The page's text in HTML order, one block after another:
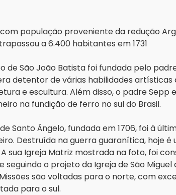
população proveniente da redução
a 6.400 habitantes em 1731
de São João Batista foi fundada pelo
detentor de várias habilidades artísticas
e escultura. Além disso, o padre Sepp
na fundição de ferro no sul do Brasil.
Santo Ângelo, fundada em 1706, foi à
Destruída na guerra guaranítica, hoje é
sua Igreja Matriz mostrada na foto, foi
o projeto da Igreja de São Miguel
são voltadas para o norte, com
para o sul.